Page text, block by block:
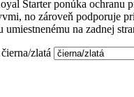
Starter ponúka ochranu
no zároveň podporuje
umiestnenému na zadnej
zlatá